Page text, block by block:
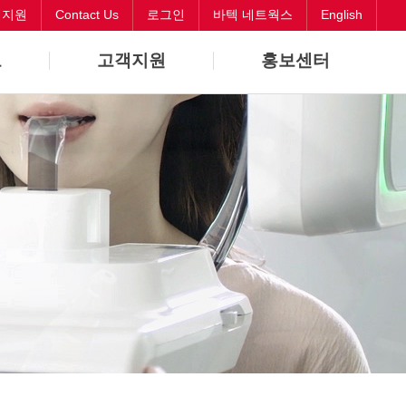
원 Contact Us 로그인 바텍 네트웍스 English
고객지원
원격지원
Contact Us
홍보센터
오시는길